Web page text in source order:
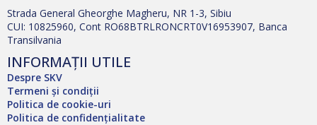
Strada General Gheorghe Magheru, NR 1-3, Sibiu
CUI: 10825960, Cont RO68BTRLRONCRT0V16953907, Banca
Transilvania
INFORMAȚII UTILE
Despre SKV
Termeni și condiții
Politica de cookie-uri
Politica de confidențialitate